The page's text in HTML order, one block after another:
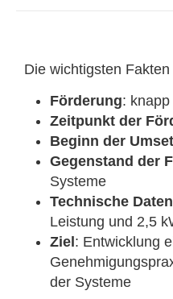
Die wichtigsten
Förderung:
Zeitpunkt der
Beginn der
Gegenstand der
Systeme
Technische Daten
Leistung und 2,5
Ziel : Entwicklung
der Systeme